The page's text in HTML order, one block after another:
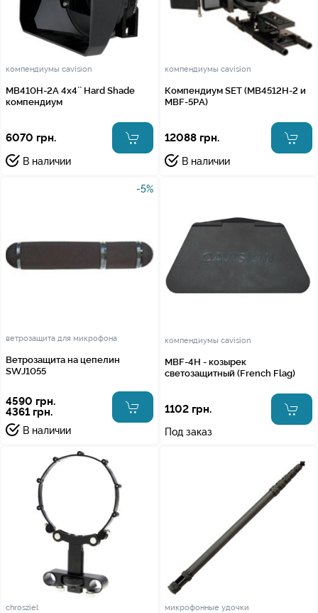
компендиумы cavision
MB410H-2A 4x4`` Hard Shade
компендиум
6070 грн.
В наличии
компендиумы cavision
Компендиум SET (MB4512H-2 и
MBF-5PA)
12088 грн.
В наличии
-5%
ветрозащита для микрофона
Ветрозащита на цепелин
SWJ1055
4590 грн.
4361 грн.
В наличии
компендиумы cavision
MBF-4H - козырек
светозащитный (French Flag)
1102 грн.
Под заказ
chrosziel микрофонные удочки